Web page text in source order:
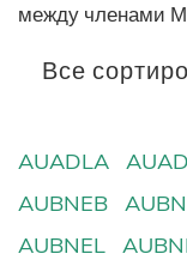
между членами
Все
AUADLA
AUBNEB
AUBNEL